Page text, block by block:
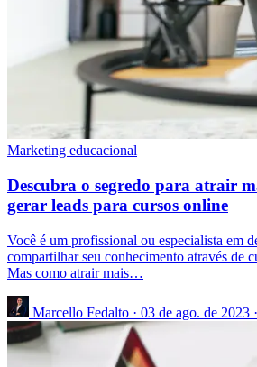
Marketing educacional
Descubra o segredo para atrair
gerar leads para cursos online
Você é um profissional ou especialista em
compartilhar seu conhecimento através de
Mas como atrair mais…
Marcello Fedalto · 03 de ago. de 2023 ·